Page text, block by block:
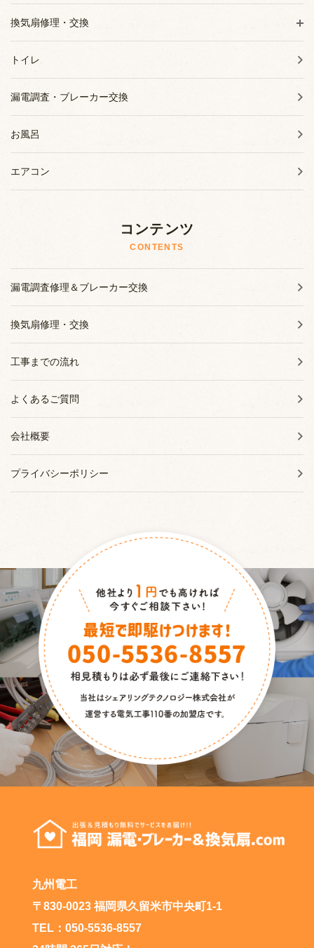
換気扇修理・交換
トイレ
漏電調査・ブレーカー交換
お風呂
エアコン
コンテンツ
CONTENTS
漏電調査修理＆ブレーカー交換
換気扇修理・交換
工事までの流れ
よくあるご質問
会社概要
プライバシーポリシー
九州電工
〒830-0023 福岡県久留米市中央町1-1
TEL：050-5536-8557